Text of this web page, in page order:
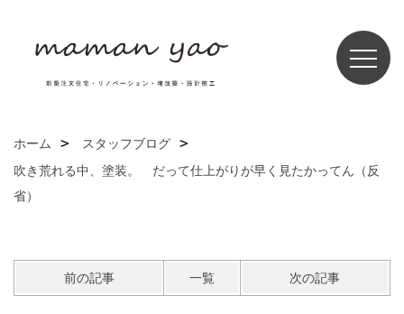
ホーム
スタッフブログ
吹き荒れる中、塗装。 だって仕上がりが早く見たかってん（反
省）
前の記事 一覧 次の記事